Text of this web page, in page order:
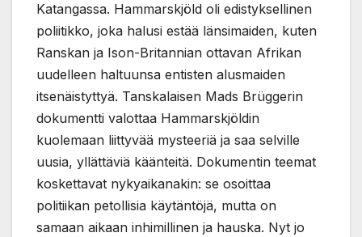
Katangassa. Hammarskjöld oli edistyksellinen
poliitikko, joka halusi estää länsimaiden, kuten
Ranskan ja Ison-Britannian ottavan Afrikan
uudelleen haltuunsa entisten alusmaiden
itsenäistyttyä. Tanskalaisen Mads Brüggerin
dokumentti valottaa Hammarskjöldin
kuolemaan liittyvää mysteeriä ja saa selville
uusia, yllättäviä käänteitä. Dokumentin teemat
koskettavat nykyaikanakin: se osoittaa
politiikan petollisia käytäntöjä, mutta on
samaan aikaan inhimillinen ja hauska. Nyt jo